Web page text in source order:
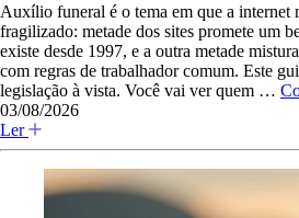
Auxílio funeral é o tema em que a internet
fragilizado: metade dos sites promete um
existe desde 1997, e a outra metade
com regras de trabalhador comum. Este
legislação à vista. Você vai ver quem …
03/08/2026
Ler